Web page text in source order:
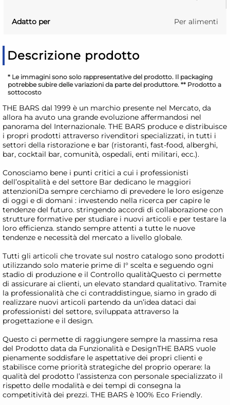
Adatto per Per alimenti
Descrizione prodotto
* Le immagini sono solo rappresentative del prodotto. Il packaging
potrebbe subire delle variazioni da parte del produttore. ** Prodotto a
sottocosto
THE BARS dal 1999 è un marchio presente nel Mercato, da
allora ha avuto una grande evoluzione affermandosi nel
panorama del Internazionale. THE BARS produce e distribuisce
i propri prodotti attraverso rivenditori specializzati, in tutti i
settori della ristorazione e bar (ristoranti, fast-food, alberghi,
bar, cocktail bar, comunità, ospedali, enti militari, ecc.).
Conosciamo bene i punti critici a cui i professionisti
dell’ospitalità e del settore Bar dedicano le maggiori
attenzioniDa sempre cerchiamo di prevedere le loro esigenze
di oggi e di domani : investendo nella ricerca per capire le
tendenze del futuro. stringendo accordi di collaborazione con
strutture formative per studiare i nuovi articoli e per testare la
loro efficienza. stando sempre attenti a tutte le nuove
tendenze e necessità del mercato a livello globale.
Tutti gli articoli che trovate sul nostro catalogo sono prodotti
utilizzando solo materie prime di I° scelta e seguendo ogni
stadio di produzione e il Controllo qualitàQuesto ci permette
di assicurare ai clienti, un elevato standard qualitativo. Tramite
la professionalità che ci contraddistingue, siamo in grado di
realizzare nuovi articoli partendo da un’idea dataci dai
professionisti del settore, sviluppata attraverso la
progettazione e il design.
Questo ci permette di raggiungere sempre la massima resa
del Prodotto data da Funzionalità e DesignTHE BARS vuole
pienamente soddisfare le aspettative dei propri clienti e
stabilisce come priorità strategiche del proprio operare: la
qualità del prodotto l’assistenza con personale specializzato il
rispetto delle modalità e dei tempi di consegna la
competitività dei prezzi. THE BARS è 100% Eco Friendly.